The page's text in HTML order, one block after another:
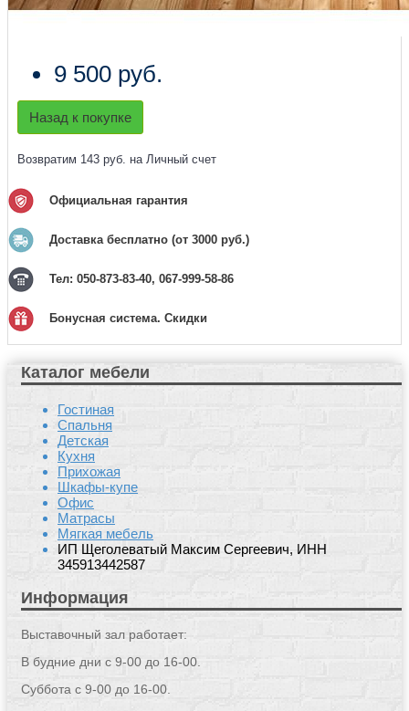
9 500 руб.
Назад к покупке
Возвратим 143 руб. на Личный счет
Официальная гарантия
Доставка бесплатно (от 3000 руб.)
Тел: 050-873-83-40, 067-999-58-86
Бонусная система. Скидки
Каталог мебели
Гостиная
Спальня
Детская
Кухня
Прихожая
Шкафы-купе
Офис
Матрасы
Мягкая мебель
ИП Щеголеватый Максим Сергеевич, ИНН
345913442587
Информация
Выставочный зал работает:
В будние дни с 9-00 до 16-00.
Суббота с 9-00 до 16-00.